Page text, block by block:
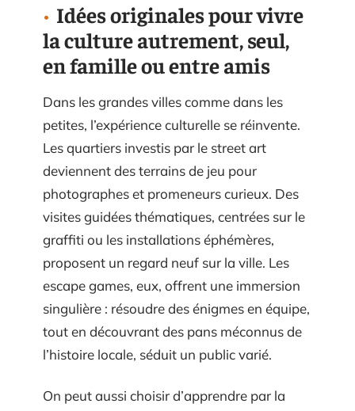
Idées originales pour vivre
la culture autrement, seul,
en famille ou entre amis
Dans les grandes villes comme dans les
petites, l’expérience culturelle se réinvente.
Les quartiers investis par le street art
deviennent des terrains de jeu pour
photographes et promeneurs curieux. Des
visites guidées thématiques, centrées sur le
graffiti ou les installations éphémères,
proposent un regard neuf sur la ville. Les
escape games, eux, offrent une immersion
singulière : résoudre des énigmes en équipe,
tout en découvrant des pans méconnus de
l’histoire locale, séduit un public varié.
On peut aussi choisir d’apprendre par la